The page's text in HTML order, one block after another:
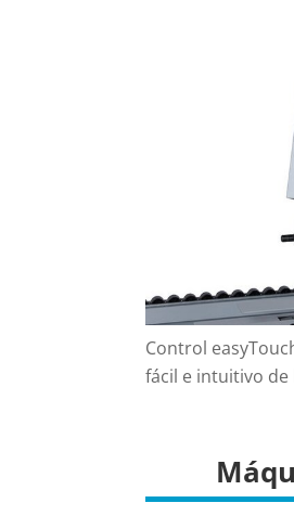
Control
fácil e intuitivo de